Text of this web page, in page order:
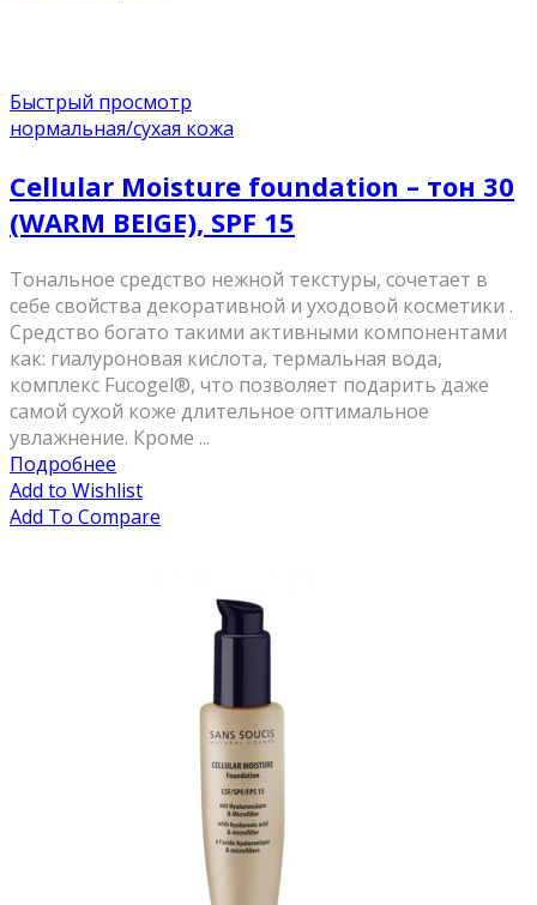
Быстрый просмотр
нормальная/cухая кожа
Cellular Moisture foundation – тон 30
(WARM BEIGE), SPF 15
Тональное средство нежной текстуры, сочетает в
себе свойства декоративной и уходовой косметики .
Средство богато такими активными компонентами
как: гиалуроновая кислота, термальная вода,
комплекс Fucogel®, что позволяет подарить даже
самой сухой коже длительное оптимальное
увлажнение. Кроме ...
Подробнее
Add to Wishlist
Add To Compare